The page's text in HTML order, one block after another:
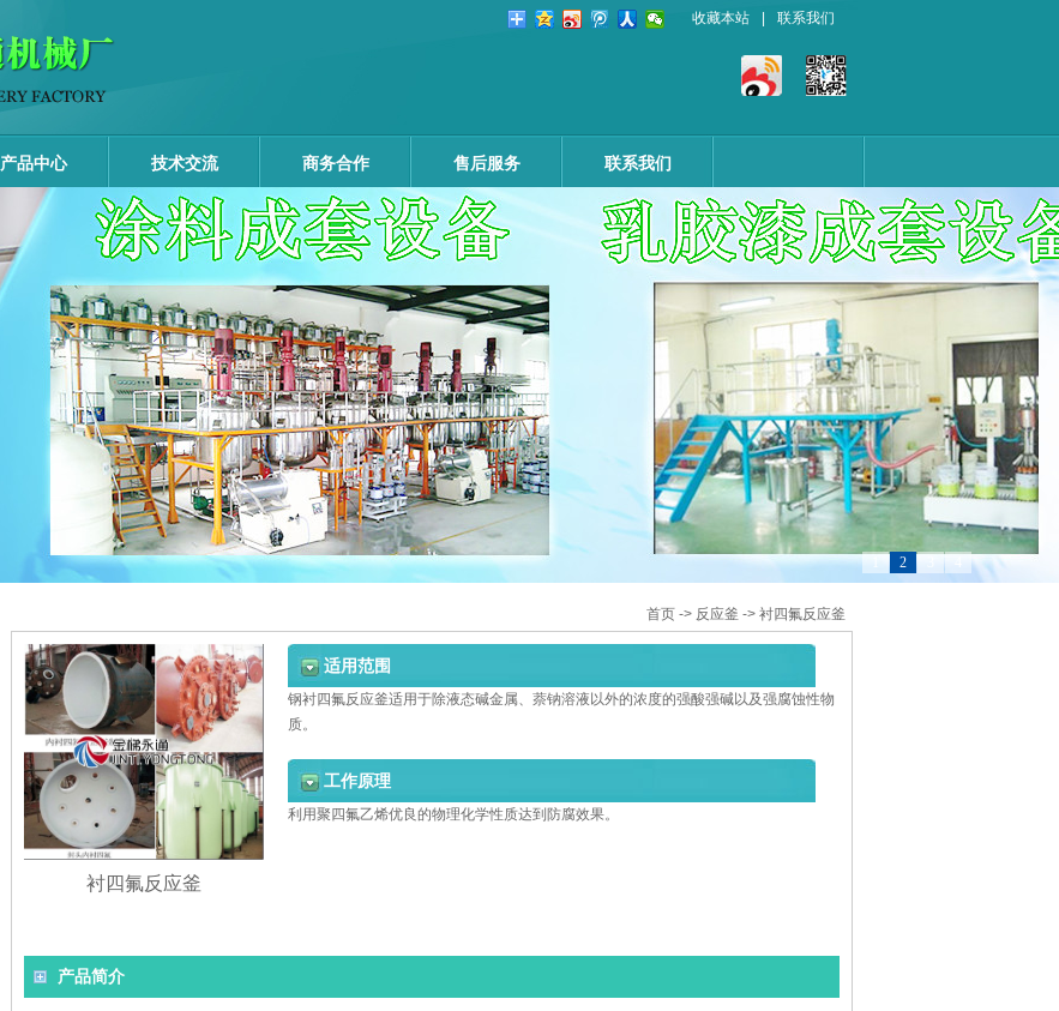
收藏本站 联系我们
产品中心 技术交流 商务合作 售后服务 联系我们
2
首页 -> 反应釜 -> 衬四氟反应釜
衬四氟反应釜
适用范围
钢衬四氟反应釜适用于除液态碱金属、萘钠溶液以外的浓度的强酸强碱以及强腐蚀性物
质。
工作原理
利用聚四氟乙烯优良的物理化学性质达到防腐效果。
产品简介